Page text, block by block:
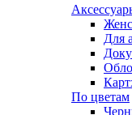
Для
По цветам